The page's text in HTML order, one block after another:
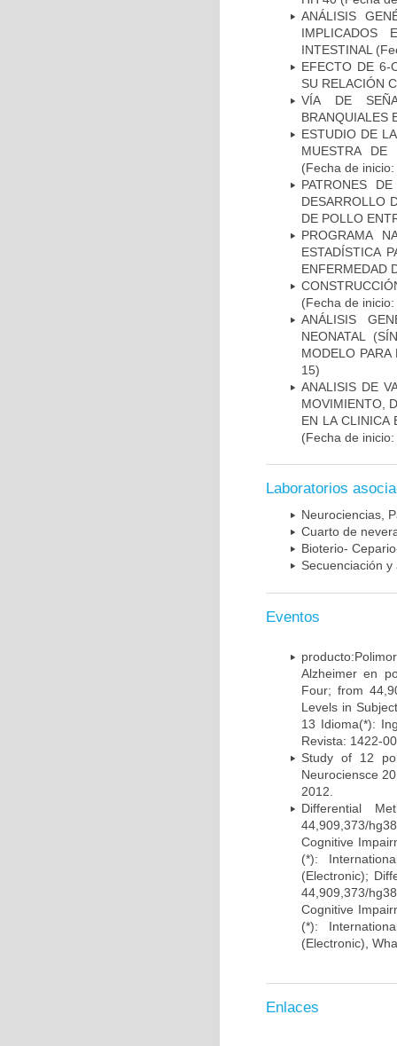
ANÁLISIS
IMPLICADOS
INTESTINAL
EFECTO DE 6-
SU RELACIÓN
VÍA DE
BRANQUIALES
ESTUDIO DE
MUESTRA DE
(Fecha de
PATRONES
DESARROLLO
DE POLLO
PROGRAMA
ESTADÍSTICA
ENFERMEDAD
(Fecha de
ANÁLISIS
NEONATAL
MODELO
15)
ANALISIS DE
MOVIMIENTO,
EN LA CLINICA
(Fecha de
Laboratorios
Neurociencias,
Cuarto de
Bioterio-
Secuenciación
Eventos
Alzheimer en
Four; from
Levels in
13 Idioma(*):
Revista: 1422-
Study of 12
Neurociensce
2012.
Differential
44,909,373/
Cognitive
(*):
(Electronic);
44,909,373/
Cognitive
(*):
(Electronic),
Enlaces